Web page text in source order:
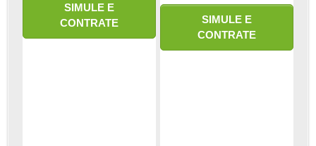
SIMULE E
CONTRATE
SIMULE E
CONTRATE